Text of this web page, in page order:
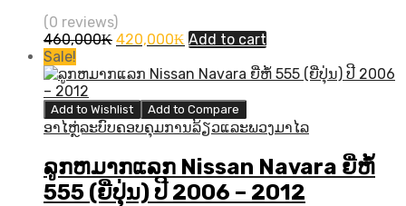
(0 reviews)
460,000₭ Original
was:
420,000₭ Current
is:
Add to cart
Sale!
Add to Wishlist Add to Compare
ອາໄຫຼ່ລະບົບຄອບຄຸມການລ້ຽວແລະພວງມາໄລ
ລູກຫມາກແລກ Nissan Navara ຍີ່ຫໍ້
555 (ຍີ່ປຸ່ນ) ປີ 2006 – 2012